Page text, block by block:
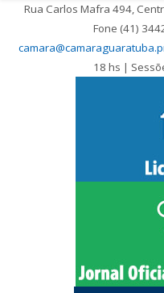
Rua Carlos Mafra 494,
Fone (41)
18 hs |